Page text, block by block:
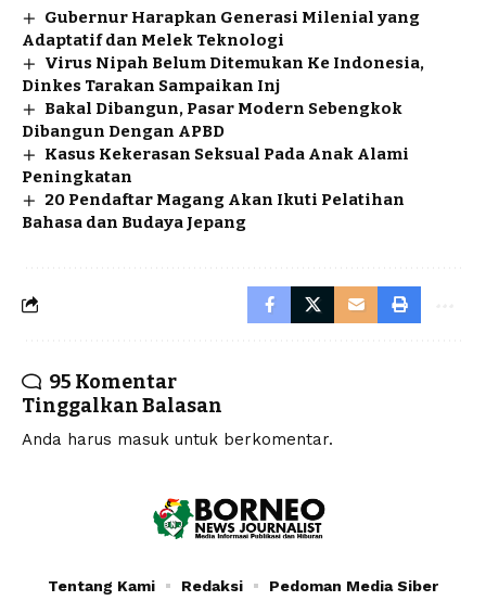
Gubernur Harapkan Generasi Milenial yang
Adaptatif dan Melek Teknologi
Virus Nipah Belum Ditemukan Ke Indonesia,
Dinkes Tarakan Sampaikan Inj
Bakal Dibangun, Pasar Modern Sebengkok
Dibangun Dengan APBD
Kasus Kekerasan Seksual Pada Anak Alami
Peningkatan
20 Pendaftar Magang Akan Ikuti Pelatihan
Bahasa dan Budaya Jepang
95 Komentar
Tinggalkan Balasan
Anda harus masuk untuk berkomentar.
Tentang Kami Redaksi Pedoman Media Siber